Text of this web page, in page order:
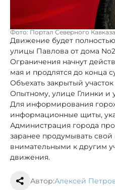
Фото: Портал Северного Кавказа
Движение будет
улицы Павлова от дома
Ограничения начнут
мая и продлятся до конца
Объехать закрытый
Опытному, улице Глинки и
Для информирования
информационные щиты,
Администрация города
заранее продумывать
внимательными к другим
движения.
Автор:Алексей